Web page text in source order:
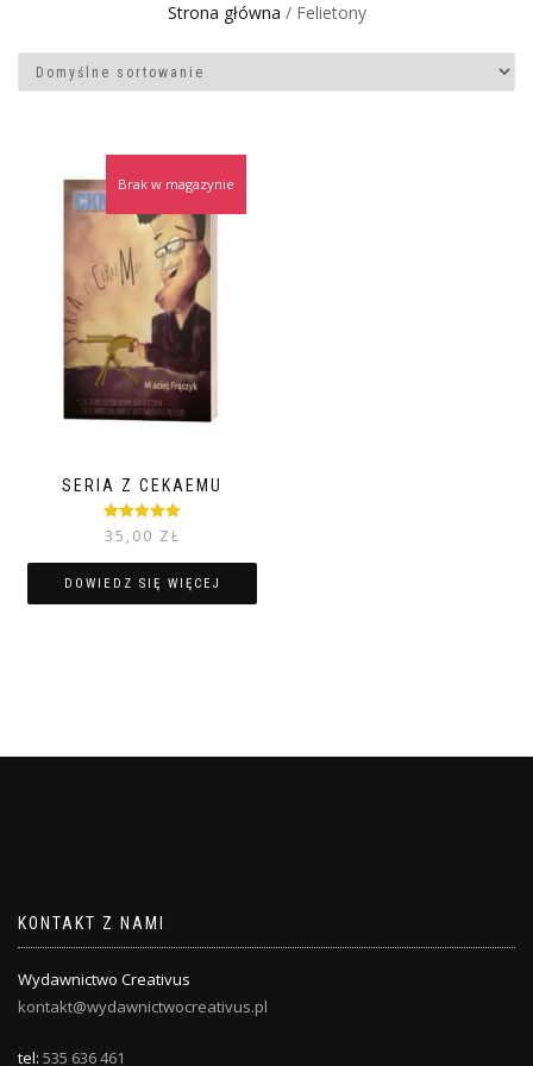
Strona główna / Felietony
SERIA Z CEKAEMU
Oceniono
5.00
35,00 ZŁ
Brak w magazynie
DOWIEDZ SIĘ WIĘCEJ
KONTAKT Z NAMI
Wydawnictwo Creativus
kontakt@wydawnictwocreativus.pl
tel: 535 636 461